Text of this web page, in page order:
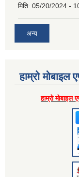
मिति: 05/20/2024 -
अन्य
हाम्राे माेबाइल
हाम्राे माेबाइल